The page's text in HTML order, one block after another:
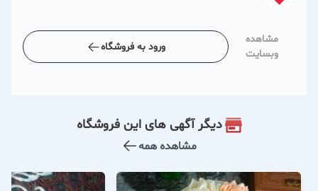
مشاهده
وبسایت
ورود به فروشگاه
دیگر آگهی های این فروشگاه
مشاهده همه